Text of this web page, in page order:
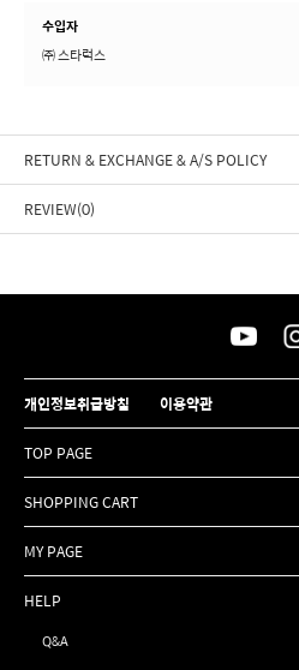
수입자
㈜ 스타럭스
RETURN & EXCHANGE & A/S POLICY
REVIEW(0)
개인정보취급방침 이용약관
TOP PAGE
SHOPPING CART
MY PAGE
HELP
Q&A